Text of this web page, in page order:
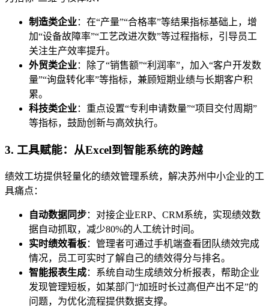
制造类企业：在“产量”“合格率”等结果指标基础上，增
加“设备故障率”“工艺改进次数”等过程指标，引导员工
关注生产效率提升。
外贸类企业：除了“销售额”“利润率”，加入“客户开发数
量”“询盘转化率”等指标，兼顾短期业绩与长期客户积
累。
科技类企业：重点设置“专利申请数量”“项目交付周期”
等指标，鼓励创新与高效执行。
3. 工具赋能：从Excel到智能系统的跨越
绩效工坊提供轻量化的绩效管理系统，解决苏州中小企业的工
具痛点：
自动数据同步：对接企业ERP、CRM系统，实现绩效数
据自动抓取，减少80%的人工统计时间。
实时绩效看板：管理者可通过手机端查看团队绩效完成
情况，员工可实时了解自己的绩效得分与排名。
智能报表生成：系统自动生成绩效分析报表，帮助企业
发现管理短板，如某部门“加班时长过高但产出不足”的
问题，为优化流程提供数据支撑。